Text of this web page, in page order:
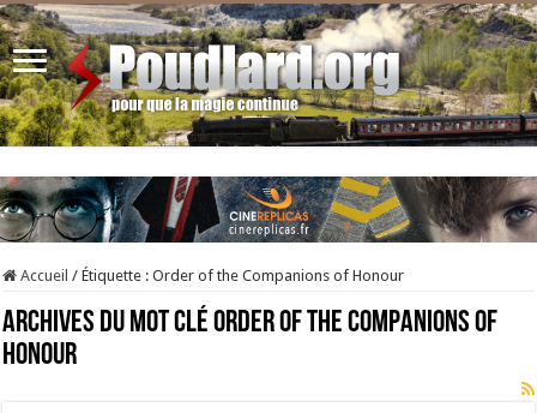
Accueil / Étiquette :Order of the Companions of Honour
Archives du mot cléOrder of the Companions of
Honour